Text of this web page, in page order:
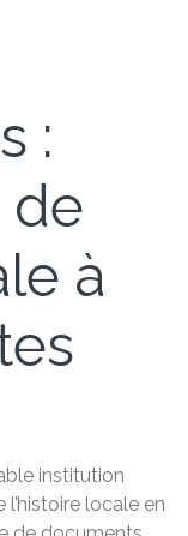
:
de
à
institution
locale en